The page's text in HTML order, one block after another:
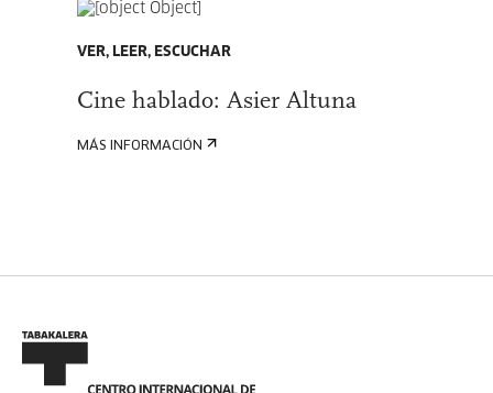
VER, LEER, ESCUCHAR
Cine hablado: Asier Altuna
MÁS INFORMACIÓN